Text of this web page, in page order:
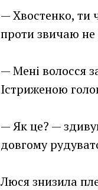
— Хвостенко, ти
проти звичаю не
— Мені волосся
Істриженою
— Як це? —
довгому
Люся знизила